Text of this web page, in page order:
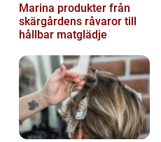
Marina produkter från
skärgårdens råvaror till
hållbar matglädje